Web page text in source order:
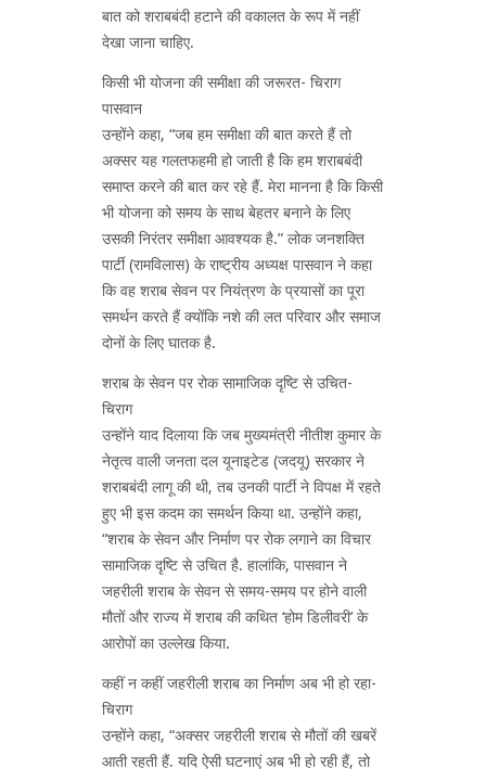
बात को शराबबंदी हटाने की वकालत के रूप में नहीं
देखा जाना चाहिए.
किसी भी योजना की समीक्षा की जरूरत- चिराग
पासवान
उन्होंने कहा, “जब हम समीक्षा की बात करते हैं तो
अक्सर यह गलतफहमी हो जाती है कि हम शराबबंदी
समाप्त करने की बात कर रहे हैं. मेरा मानना है कि किसी
भी योजना को समय के साथ बेहतर बनाने के लिए
उसकी निरंतर समीक्षा आवश्यक है.” लोक जनशक्ति
पार्टी (रामविलास) के राष्ट्रीय अध्यक्ष पासवान ने कहा
कि वह शराब सेवन पर नियंत्रण के प्रयासों का पूरा
समर्थन करते हैं क्योंकि नशे की लत परिवार और समाज
दोनों के लिए घातक है.
शराब के सेवन पर रोक सामाजिक दृष्टि से उचित-
चिराग
उन्होंने याद दिलाया कि जब मुख्यमंत्री नीतीश कुमार के
नेतृत्व वाली जनता दल यूनाइटेड (जदयू) सरकार ने
शराबबंदी लागू की थी, तब उनकी पार्टी ने विपक्ष में रहते
हुए भी इस कदम का समर्थन किया था. उन्होंने कहा,
“शराब के सेवन और निर्माण पर रोक लगाने का विचार
सामाजिक दृष्टि से उचित है. हालांकि, पासवान ने
जहरीली शराब के सेवन से समय-समय पर होने वाली
मौतों और राज्य में शराब की कथित ‘होम डिलीवरी’ के
आरोपों का उल्लेख किया.
कहीं न कहीं जहरीली शराब का निर्माण अब भी हो रहा-
चिराग
उन्होंने कहा, “अक्सर जहरीली शराब से मौतों की खबरें
आती रहती हैं. यदि ऐसी घटनाएं अब भी हो रही हैं, तो